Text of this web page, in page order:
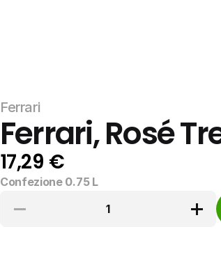
Ferrari
Ferrari, Rosé
17,29 €
Confezione 0.75 L
1